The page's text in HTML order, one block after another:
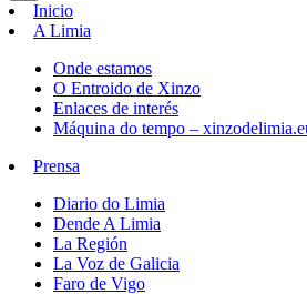
Inicio
A Limia
Onde estamos
O Entroido de Xinzo
Enlaces de interés
Máquina do tempo –
Prensa
Diario do Limia
Dende A Limia
La Región
La Voz de Galicia
Faro de Vigo